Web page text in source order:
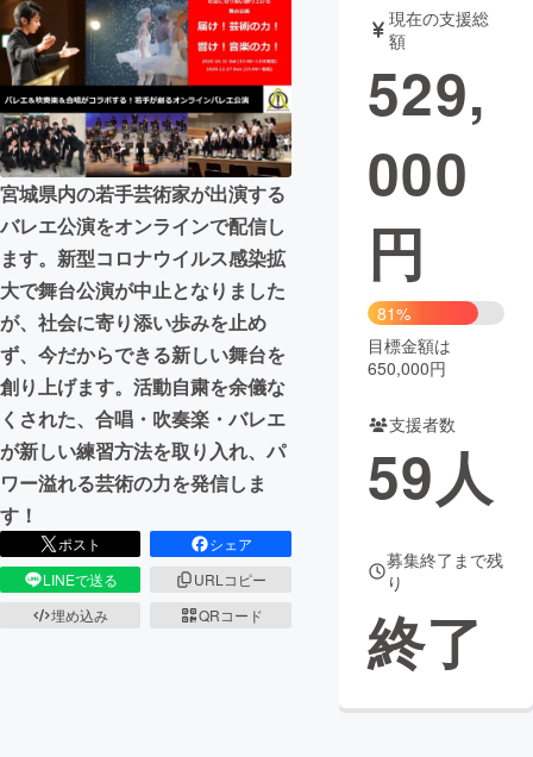
テクノロジー・ガジェット ゲーム・サ
映像・映画 書籍・雑誌
ビジネス・起業
まちづくり・地域活性化
CAMPFIRE for Social Good
CAMPFIRE Creation
CAMPFIREふるさと納税
コミュニティ
宮城県内の若手芸術家が出演する
バレエ公演をオンラインで配信し
ます。新型コロナウイルス感染拡
大で舞台公演が中止となりました
が、社会に寄り添い歩みを止め
ず、今だからできる新しい舞台を
創り上げます。活動自粛を余儀な
くされた、合唱・吹奏楽・バレエ
が新しい練習方法を取り入れ、パ
ワー溢れる芸術の力を発信しま
す！
ポスト
シェア
LINEで送る
URLコピー
埋め込み
QRコード
現在の支援総
額
529,
000
円
81%
目標金額は
650,000円
支援者数
59人
募集終了まで残
り
終了